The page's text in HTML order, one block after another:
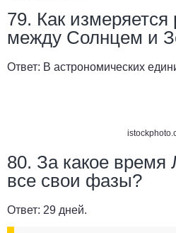
79. Как измеряется
между Солнцем и
Ответ: В астрономических
80. За какое время
все свои фазы?
Ответ: 29 дней.